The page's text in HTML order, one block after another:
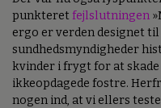
punkteret fejlslutningen
ergo er verden designet
sundhedsmyndigheder
kvinder i frygt for at
ikkeopdagede fostre.
nogen ind, at vi ellers